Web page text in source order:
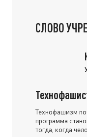
СЛОВО
Технофашизм
программа
тогда, когда